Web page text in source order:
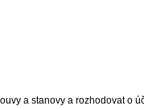
a stanovy a rozhodovat o